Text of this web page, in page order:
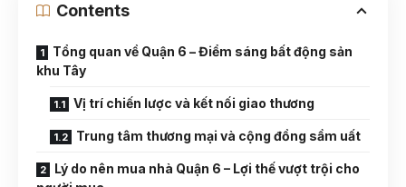
Contents
Tổng quan về Quận 6 – Điểm sáng bất động sản
khu Tây
Vị trí chiến lược và kết nối giao thương
Trung tâm thương mại và cộng đồng sầm uất
Lý do nên mua nhà Quận 6 – Lợi thế vượt trội cho